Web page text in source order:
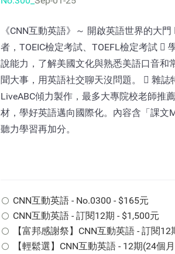
《CNN互動英語》～ 開啟英語世界的大
者，TOEIC檢定考試、TOEFL檢定考試 
說能力，了解美國文化與熟悉美語口音和
聞大事，用英語社交聊天沒問題。  雜誌
LiveABC傾力製作，最多大專院校老師推
材，學好英語邁向國際化。內容含「課文
聽力學習再加分。
CNN互動英語 - No.0300 - $165元
CNN互動英語 - 訂閱12期 - $1,500元
【富邦感謝祭】CNN互動英語 - 訂閱12
【輕鬆選】CNN互動英語 - 12期(24個